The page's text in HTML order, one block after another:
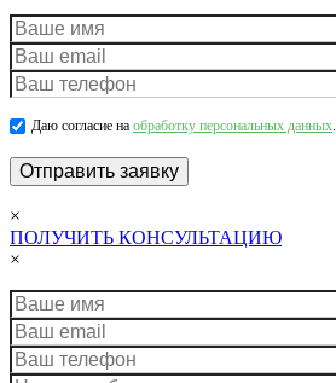
Даю согласие на обработку персональных данных.
×
ПОЛУЧИТЬ КОНСУЛЬТАЦИЮ
×